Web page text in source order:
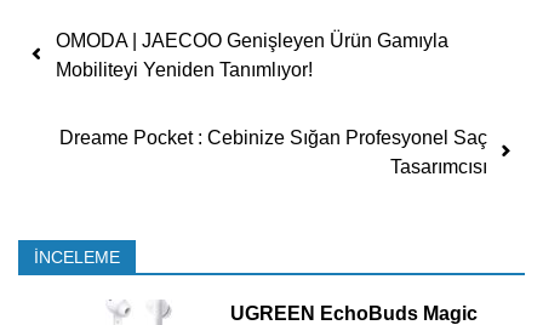
Yazı dolaşımı
OMODA | JAECOO Genişleyen Ürün Gamıyla
Mobiliteyi Yeniden Tanımlıyor!
Dreame Pocket : Cebinize Sığan Profesyonel Saç
Tasarımcısı
İNCELEME
UGREEN EchoBuds Magic